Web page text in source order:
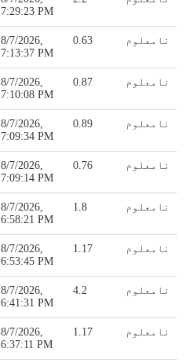
7:29:23 PM
8/7/2026,
7:13:37 PM
0.63 نامعلوم
8/7/2026,
7:10:08 PM
0.87 نامعلوم
8/7/2026,
7:09:34 PM
0.89 نامعلوم
8/7/2026,
7:09:14 PM
0.76 نامعلوم
8/7/2026,
6:58:21 PM
1.8 نامعلوم
8/7/2026,
6:53:45 PM
1.17 نامعلوم
8/7/2026,
6:41:31 PM
4.2 نامعلوم
8/7/2026,
6:37:11 PM
1.17 نامعلوم